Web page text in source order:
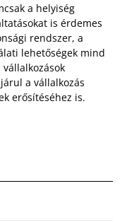
a helyiség
is érdemes
rendszer, a
lehetőségek mind
a vállalkozás
erősítéséhez is.